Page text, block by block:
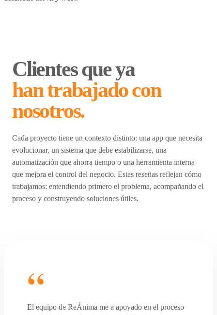
Clientes que ya
han trabajado con
nosotros.
Cada proyecto tiene un contexto distinto: una app que necesita
evolucionar, un sistema que debe estabilizarse, una
automatización que ahorra tiempo o una herramienta interna
que mejora el control del negocio. Estas reseñas reflejan cómo
trabajamos: entendiendo primero el problema, acompañando el
proceso y construyendo soluciones útiles.
El equipo de ReÁnima me a apoyado en el proceso